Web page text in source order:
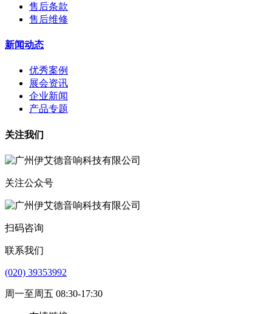
售后条款
售后维修
新闻动态
优秀案例
展会资讯
企业新闻
产品专题
关注我们
关注公众号
扫码咨询
联系我们
(020) 39353992
周一至周五 08:30-17:30